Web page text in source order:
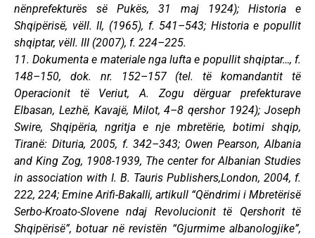
nënprefekturës së Pukës, 31 maj 1924); Historia e
Shqipërisë, vëll. II, (1965), f. 541–543; Historia e popullit
shqiptar, vëll. III (2007), f. 224–225.
11. Dokumenta e materiale nga lufta e popullit shqiptar…, f.
148–150, dok. nr. 152–157 (tel. të komandantit të
Operacionit të Veriut, A. Zogu dërguar prefekturave
Elbasan, Lezhë, Kavajë, Milot, 4–8 qershor 1924); Joseph
Swire, Shqipëria, ngritja e nje mbretërie, botimi shqip,
Tiranë: Dituria, 2005, f. 342–343; Owen Pearson, Albania
and King Zog, 1908-1939, The center for Albanian Studies
in association with I. B. Tauris Publishers,London, 2004, f.
222, 224; Emine Arifi-Bakalli, artikull “Qëndrimi i Mbretërisë
Serbo-Kroato-Slovene ndaj Revolucionit të Qershorit të
Shqipërisë”, botuar në revistën “Gjurmime albanologjike”,